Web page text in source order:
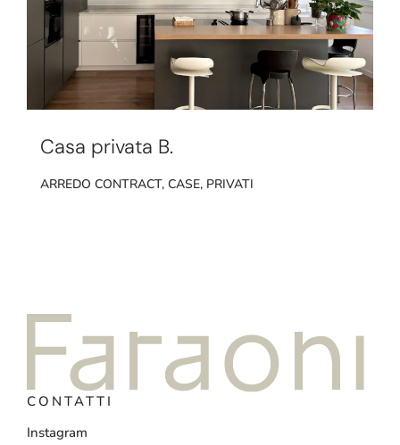
Casa privata B.
ARREDO CONTRACT, CASE, PRIVATI
CONTATTI
Instagram